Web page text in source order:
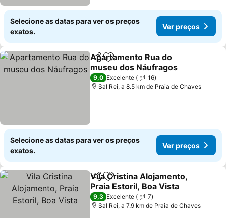
Selecione as datas para ver os preços
exatos.
Ver preços
PartilharAdicionar aos favoritos
Apartamento Rua do
museu dos Náufragos
Ver preços
9,0 Excelente
16
Sal Rei, a 8.5 km de Praia de Chaves
Selecione as datas para ver os preços
exatos.
Ver preços
PartilharAdicionar aos favoritos
Vila Cristina Alojamento,
Praia Estoril, Boa Vista
Ver preços
9,3 Excelente
7
Sal Rei, a 7.9 km de Praia de Chaves